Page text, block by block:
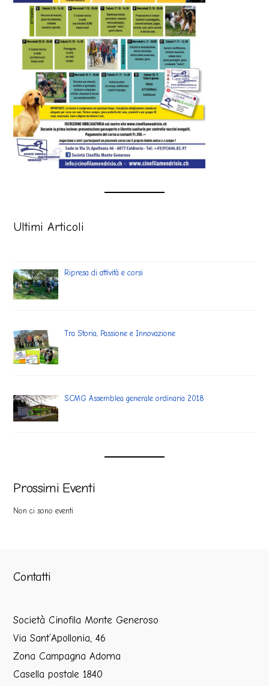
Ultimi Articoli
Ripresa di attività e corsi
Tra Storia, Passione e Innovazione
SCMG Assemblea generale ordinaria 2018
Prossimi Eventi
Non ci sono eventi
Contatti
Società Cinofila Monte Generoso
Via Sant’Apollonia, 46
Zona Campagna Adorna
Casella postale 1840